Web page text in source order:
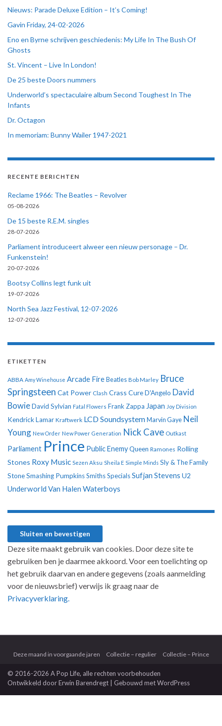
Nieuws: Parade Deluxe Edition – It’s Coming!
Gavin Friday, 24-02-2026
Eno en Byrne schrijven geschiedenis: My Life In The Bush Of
Ghosts
St. Vincent – Live In London!
De 25 beste Doors nummers
Underworld’s spectaculaire album Second Toughest In The
Infants
Dr. Octagon
In memoriam: Bunny Wailer 1947-2021
RECENTE BERICHTEN
Reclame 1966: The Beatles – Revolver
05-08-2026
De 15 beste R.E.M. singles
28-07-2026
Parliament introduceert alweer een nieuw personage – Dr.
Funkenstein!
20-07-2026
Bootsy Collins legt funk uit
19-07-2026
North Sea Jazz Festival, 12-07-2026
12-07-2026
ETIKETTEN
ABBA Amy Winehouse Arcade Fire Beatles Bob Marley Bruce
Springsteen Cat Power Clash Crass CureD'Angelo David
BowieDavid Sylvian Fatal Flowers Frank Zappa Japan Joy Division
Kendrick Lamar Kraftwerk LCD Soundsystem Marvin Gaye Neil
Young New Order New Power Generation Nick Cave Outkast
Parliament Prince Public EnemyQueen Ramones Rolling
Stones Roxy Music Sezen Aksu Sheila E Simple Minds Sly & The Family
StoneSmashing PumpkinsSmithsSpecialsSufjan Stevens U2
Underworld Van Halen Waterboys
Deze site maakt gebruik van cookies. Door deze site te
gebruiken ben je daarmee akkoord. Voor een toelichting op
het gebruik daarvan en andere gegevens (zoals aanmelding
voor de nieuwsbrief) verwijs ik graag naar de
Privacyverklaring.
Deze maand in voorgaande jaren Collectie – regulier Collectie – Prince
© 2016-2026 A Pop Life, alle rechten voorbehouden
Ontwikkeld doorErwin Barendregt | Gebouwd metWordPress